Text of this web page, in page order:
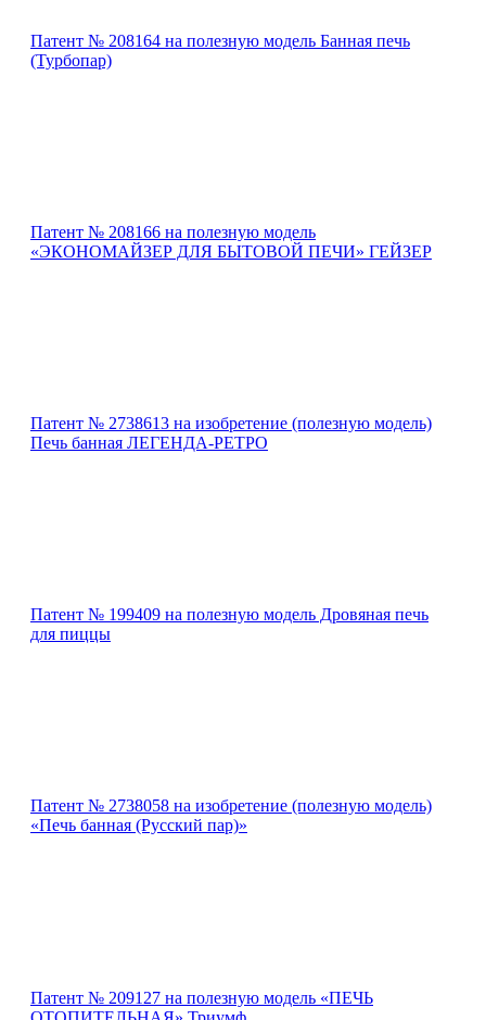
Патент № 208164 на полезную модель Банная печь
(Турбопар)
Патент № 208166 на полезную модель
«ЭКОНОМАЙЗЕР ДЛЯ БЫТОВОЙ ПЕЧИ» ГЕЙЗЕР
Патент № 2738613 на изобретение (полезную модель)
Печь банная ЛЕГЕНДА-РЕТРО
Патент № 199409 на полезную модель Дровяная печь
для пиццы
Патент № 2738058 на изобретение (полезную модель)
«Печь банная (Русский пар)»
Патент № 209127 на полезную модель «ПЕЧЬ